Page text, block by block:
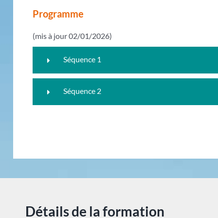
Programme
(mis à jour 02/01/2026)
Séquence 1
Séquence 2
Détails de la formation